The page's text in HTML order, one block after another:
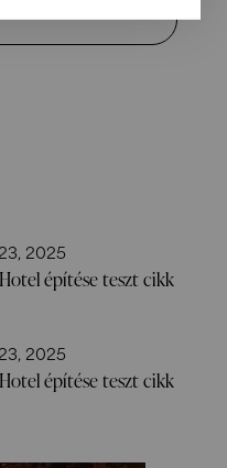
2025
építése teszt cikk
2025
építése teszt cikk